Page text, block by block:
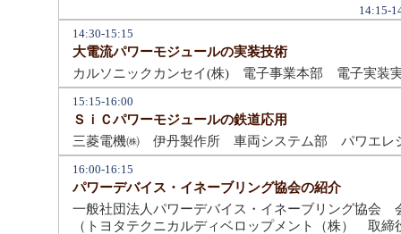
14:15-
14:30-15:15
大電流パワーモジュールの実装技術
カルソニックカンセイ(株) 電子事業本部 電子実
15:15-16:00
ＳｉＣパワーモジュールの鉄道応用
三菱電機㈱ 伊丹製作所 車両システム部 パワエ
16:00-16:15
パワーデバイス・イネーブリング協会の紹介
一般社団法人パワーデバイス・イネーブリング協
（トヨタテクニカルディベロップメント（株） 取締